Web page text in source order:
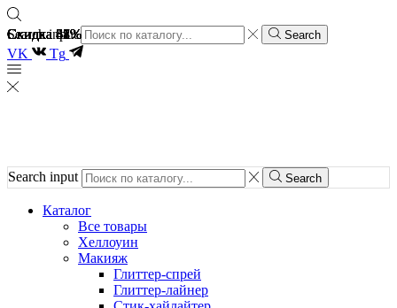
Search input Search
VK Tg
Search input Search
Каталог
Все товары
Хеллоуин
Макияж
Глиттер-спрей
Глиттер-лайнер
Скидка 48%
Скидка 51%
Скидка 37%
Скидка 48%
Скидка 61%
Скидка 51%
Скидка 61%